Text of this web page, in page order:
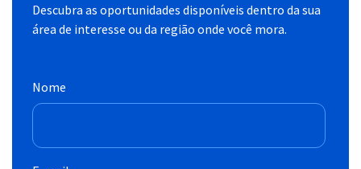
Descubra as oportunidades disponíveis dentro da sua
área de interesse ou da região onde você mora.
Nome